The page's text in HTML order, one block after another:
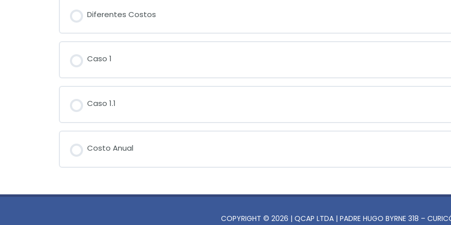
Diferentes Costos
Caso 1
Caso 1.1
Costo Anual
COPYRIGHT © 2026 | QCAP LTDA | PADRE HUGO BYRNE 318 –